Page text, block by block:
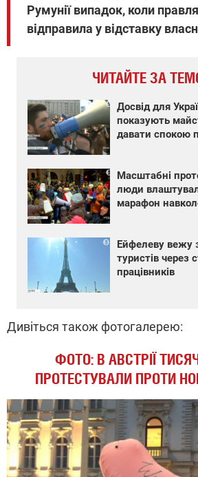
Румунії випадок, коли
відправила у відставку
ЧИТАЙТЕ ЗА
Досвід для
показують
давати спокою
Масштабні
люди
марафон
Ейфелеву вежу
туристів через
працівників
Дивіться також фотогалерею:
ФОТО: В АВСТРІЇ
ПРОТЕСТУВАЛИ ПРОТИ